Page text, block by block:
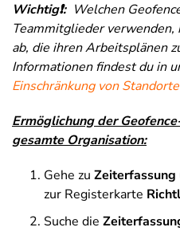
Wichtig❗: Welchen
Teammitglieder
ab, die ihren Arbeitsplänen
Informationen findest du in
Einschränkung von
Ermöglichung der
gesamte Organisation:
Gehe zu Zeiterfassung
zur Registerkarte
Suche die